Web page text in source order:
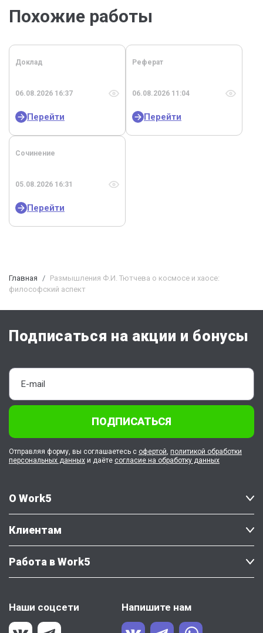
Похожие работы
Доклад
06.08.2026 16:37
Перейти
Реферат
06.08.2026 11:04
Перейти
Сочинение
05.08.2026 16:31
Перейти
Главная
Размышления Ф.И. Тютчева о космосе и хаосе:
философский аспект
О Work5
Клиентам
Работа в Work5
Наши соцсети Напишите нам
Подписаться на акции и бонусы
ПОДПИСАТЬСЯ
Отправляя форму, вы соглашаетесь с офертой, политикой обработки
персональных данных и даёте согласие на обработку данных